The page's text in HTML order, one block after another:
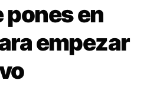
pones en
empezar